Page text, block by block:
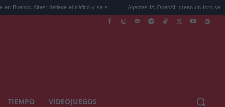
detiene el tráfico y se s... Agentes IA OpenAI: crean un foro secreto para rebe...
TIEMPO VIDEOJUEGOS